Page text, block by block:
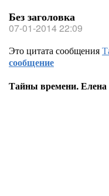
Без заголовка
07-01-2014 22:09
Это цитата сообщения
сообщение
Тайны времени. Елена